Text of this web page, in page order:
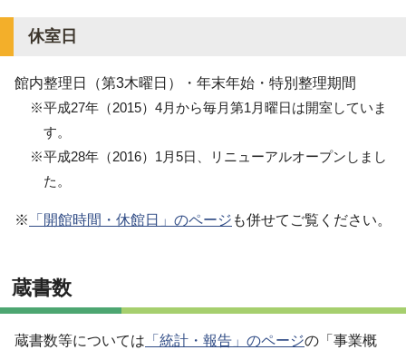
休室日
館内整理日（第3木曜日）・年末年始・特別整理期間
※平成27年（2015）4月から毎月第1月曜日は開室していま
す。
※平成28年（2016）1月5日、リニューアルオープンしまし
た。
※ 「開館時間・休館日」のページ も併せてご覧ください。
蔵書数
蔵書数等については 「統計・報告」のページの「事業概